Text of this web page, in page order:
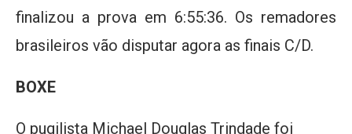
finalizou a prova em 6:55:36. Os remadores
brasileiros vão disputar agora as finais C/D.
BOXE
O pugilista Michael Douglas Trindade foi